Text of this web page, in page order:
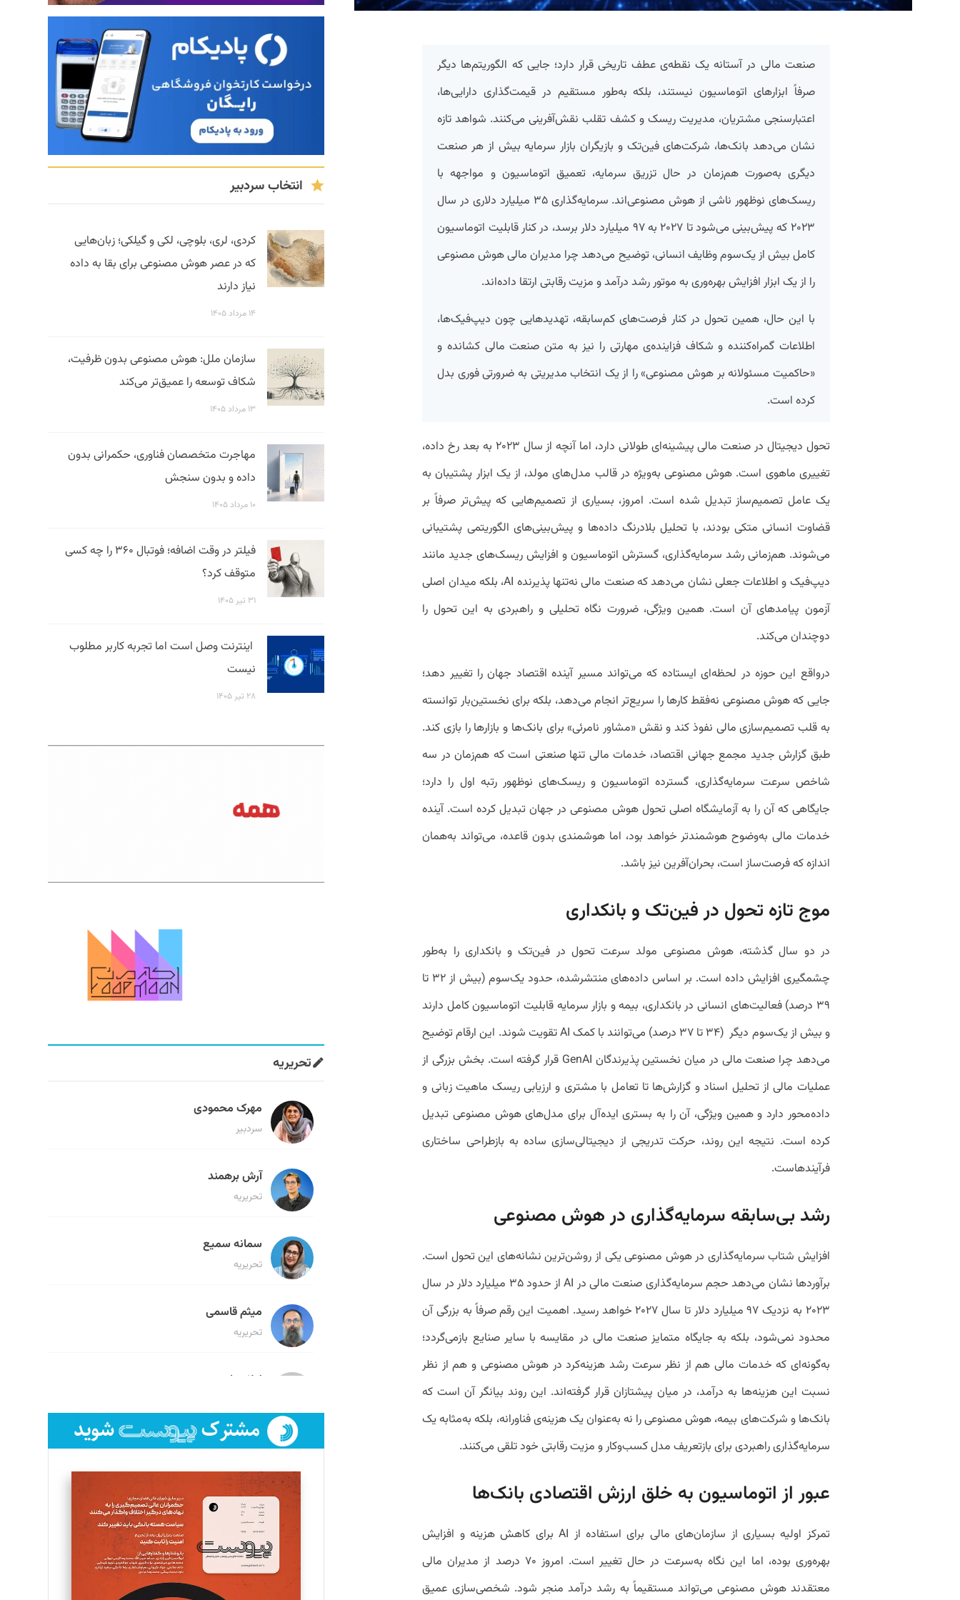
صنعت مالی در آستانه یک نقطه‌ی عطف تاریخی قرار دارد؛ جایی که الگوریتم‌ها دیگر
صرفاً ابزارهای اتوماسیون نیستند، بلکه به‌طور مستقیم در قیمت‌گذاری دارایی‌ها،
اعتبارسنجی مشتریان، مدیریت ریسک و کشف تقلب نقش‌آفرینی می‌کنند. شواهد تازه
نشان می‌دهد بانک‌ها، شرکت‌های فین‌تک و بازیگران بازار سرمایه بیش از هر صنعت
دیگری به‌صورت هم‌زمان در حال تزریق سرمایه، تعمیق اتوماسیون و مواجهه با
ریسک‌های نوظهور ناشی از هوش مصنوعی‌اند. سرمایه‌گذاری ۳۵ میلیارد دلاری در سال
۲۰۲۳ که پیش‌بینی می‌شود تا ۲۰۲۷ به ۹۷ میلیارد دلار برسد، در کنار قابلیت اتوماسیون
کامل بیش از یک‌سوم وظایف انسانی، توضیح می‌دهد چرا مدیران مالی هوش مصنوعی
را از یک ابزار افزایش بهره‌وری به موتور رشد درآمد و مزیت رقابتی ارتقا داده‌اند.
با این حال، همین تحول در کنار فرصت‌های کم‌سابقه، تهدیدهایی چون دیپ‌فیک‌ها،
اطلاعات گمراه‌کننده و شکاف فزاینده‌ی مهارتی را نیز به متن صنعت مالی کشانده و
«حاکمیت مسئولانه بر هوش مصنوعی» را از یک انتخاب مدیریتی به ضرورتی فوری بدل
کرده است.
تحول دیجیتال در صنعت مالی پیشینه‌ای طولانی دارد، اما آنچه از سال ۲۰۲۳ به بعد رخ داده،
تغییری ماهوی است. هوش مصنوعی به‌ویژه در قالب مدل‌های مولد، از یک ابزار پشتیبان به
یک عامل تصمیم‌ساز تبدیل شده است. امروز، بسیاری از تصمیم‌هایی که پیش‌تر صرفاً بر
قضاوت انسانی متکی بودند، با تحلیل بلادرنگ داده‌ها و پیش‌بینی‌های الگوریتمی پشتیبانی
می‌شوند. هم‌زمانی رشد سرمایه‌گذاری، گسترش اتوماسیون و افزایش ریسک‌های جدید مانند
دیپ‌فیک و اطلاعات جعلی نشان می‌دهد که صنعت مالی نه‌تنها پذیرنده AI، بلکه میدان اصلی
آزمون پیامدهای آن است. همین ویژگی، ضرورت نگاه تحلیلی و راهبردی به این تحول را
دوچندان می‌کند.
درواقع این حوزه در لحظه‌ای ایستاده که می‌تواند مسیر آینده اقتصاد جهان را تغییر دهد؛
جایی که هوش مصنوعی نه‌فقط کارها را سریع‌تر انجام می‌دهد، بلکه برای نخستین‌بار توانسته
به قلب تصمیم‌سازی مالی نفوذ کند و نقش «مشاور نامرئی» برای بانک‌ها و بازارها را بازی کند.
طبق گزارش جدید مجمع جهانی اقتصاد، خدمات مالی تنها صنعتی است که هم‌زمان در سه
شاخص سرعت سرمایه‌گذاری، گسترده اتوماسیون و ریسک‌های نوظهور رتبه اول را دارد؛
جایگاهی که آن را به آزمایشگاه اصلی تحول هوش مصنوعی در جهان تبدیل کرده است. آینده
خدمات مالی به‌وضوح هوشمندتر خواهد بود، اما هوشمندی بدون قاعده، می‌تواند به‌همان
اندازه که فرصت‌ساز است، بحران‌آفرین نیز باشد.
موج تازه تحول در فین‌تک و بانکداری
در دو سال گذشته، هوش مصنوعی مولد سرعت تحول در فین‌تک و بانکداری را به‌طور
چشمگیری افزایش داده است. بر اساس داده‌های منتشرشده، حدود یک‌سوم (بیش از ۳۲ تا
۳۹ درصد) فعالیت‌های انسانی در بانکداری، بیمه و بازار سرمایه قابلیت اتوماسیون کامل دارند
و بیش از یک‌سوم دیگر (۳۴ تا ۳۷ درصد)‌ می‌توانند با کمک AI تقویت شوند. این ارقام توضیح
می‌دهد چرا صنعت مالی در میان نخستین پذیرندگان GenAI قرار گرفته است. بخش بزرگی از
عملیات مالی از تحلیل اسناد و گزارش‌ها تا تعامل با مشتری و ارزیابی ریسک ماهیت زبانی و
داده‌محور دارد و همین ویژگی، آن را به بستری ایده‌آل برای مدل‌های هوش مصنوعی تبدیل
کرده است. نتیجه این روند، حرکت تدریجی از دیجیتالی‌سازی ساده به بازطراحی ساختاری
فرآیندهاست.
رشد بی‌سابقه سرمایه‌گذاری در هوش مصنوعی
افزایش شتاب سرمایه‌گذاری در هوش مصنوعی یکی از روشن‌ترین نشانه‌های این تحول است.
برآوردها نشان می‌دهد حجم سرمایه‌گذاری صنعت مالی در AI از حدود ۳۵ میلیارد دلار در سال
۲۰۲۳ به نزدیک ۹۷ میلیارد دلار تا سال ۲۰۲۷ خواهد رسید. اهمیت این رقم صرفاً به بزرگی آن
محدود نمی‌شود، بلکه به جایگاه متمایز صنعت مالی در مقایسه با سایر صنایع بازمی‌گردد؛
به‌گونه‌ای که خدمات مالی هم از نظر سرعت رشد هزینه‌کرد در هوش مصنوعی و هم از نظر
نسبت این هزینه‌ها به درآمد، در میان پیشتازان قرار گرفته‌اند. این روند بیانگر آن است که
بانک‌ها و شرکت‌های بیمه، هوش مصنوعی را نه به‌عنوان یک هزینه‌ی فناورانه، بلکه به‌مثابه یک
سرمایه‌گذاری راهبردی برای بازتعریف مدل کسب‌وکار و مزیت رقابتی خود تلقی می‌کنند.
عبور از اتوماسیون به خلق ارزش اقتصادی بانک‌ها
تمرکز اولیه بسیاری از سازمان‌های مالی برای استفاده از AI برای کاهش هزینه و افزایش
بهره‌وری بوده، اما این نگاه به‌سرعت در حال تغییر است. امروز ۷۰ درصد از مدیران مالی
معتقدند هوش مصنوعی می‌تواند مستقیماً به رشد درآمد منجر شود. شخصی‌سازی عمیق
انتخاب سردبیر
کردی، لری، بلوچی، لکی و گیلکی؛ زبان‌هایی
که در عصر هوش مصنوعی برای بقا به داده
نیاز دارند
۱۴ مرداد ۱۴۰۵
سازمان ملل: هوش مصنوعی بدون ظرفیت،
شکاف توسعه را عمیق‌تر می‌کند
۱۳ مرداد ۱۴۰۵
مهاجرت متخصصان فناوری، حکمرانی بدون
داده و بدون سنجش
۱۰ مرداد ۱۴۰۵
فیلتر در وقت اضافه؛ فوتبال ۳۶۰ را چه کسی
متوقف کرد؟
۳۱ تیر ۱۴۰۵
اینترنت وصل است اما تجربه کاربر مطلوب
نیست
۲۸ تیر ۱۴۰۵
تحریریه
مهرک محمودی
سردبیر
آرش برهمند
تحریریه
سمانه سمیع
تحریریه
میثم قاسمی
تحریریه
لیلا حنارود
فائزه فتحی رستمی
تحریریه
سروش کرمیان
تحریریه
مینا پاکدل